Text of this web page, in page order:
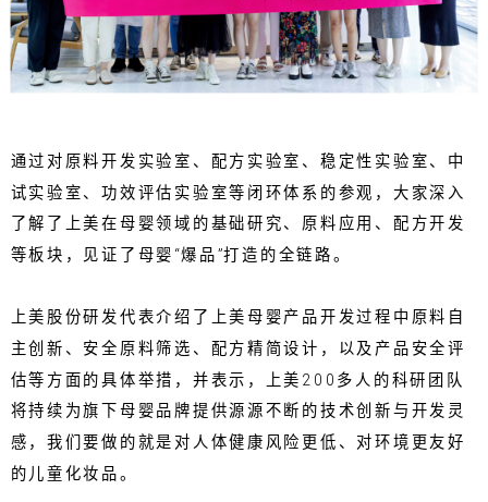
通过对原料开发实验室、配方实验室、稳定性实验室、中
试实验室、功效评估实验室等闭环体系的参观，大家深入
了解了上美在母婴领域的基础研究、原料应用、配方开发
等板块，见证了母婴“爆品”打造的全链路。
上美股份研发代表介绍了上美母婴产品开发过程中原料自
主创新、安全原料筛选、配方精简设计，以及产品安全评
估等方面的具体举措，并表示，上美200多人的科研团队
将持续为旗下母婴品牌提供源源不断的技术创新与开发灵
感，我们要做的就是对人体健康风险更低、对环境更友好
的儿童化妆品。